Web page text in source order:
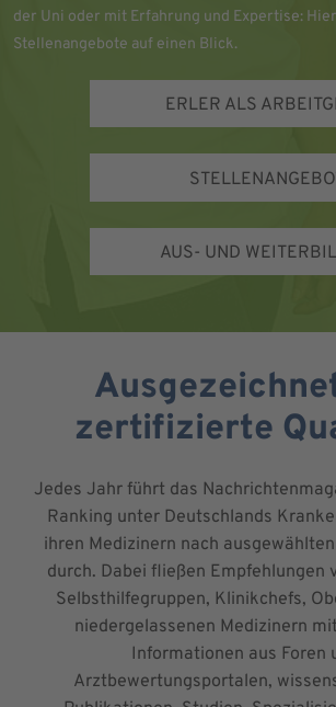
der Uni oder mit Erfahrung und Expertise:
Stellenangebote auf einen Blick.
ERLER ALS
AUS- UND
zertifizierte
Jedes Jahr führt das
Ranking unter Deutschlands
ihren Medizinern nach
durch. Dabei fließen Empfehlungen
Selbsthilfegruppen, Klinikchefs,
niedergelassenen Medizinern
Informationen aus Foren
Arztbewertungsportalen,